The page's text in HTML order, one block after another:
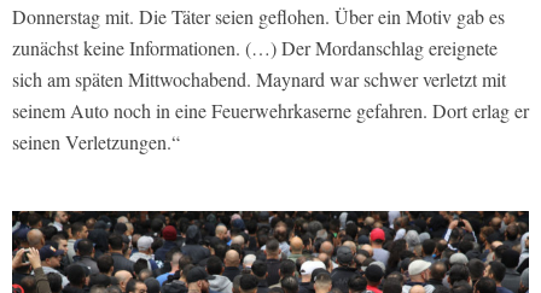
Donnerstag mit. Die Täter seien geflohen. Über ein Motiv gab es
zunächst keine Informationen. (…) Der Mordanschlag ereignete
sich am späten Mittwochabend. Maynard war schwer verletzt mit
seinem Auto noch in eine Feuerwehrkaserne gefahren. Dort erlag er
seinen Verletzungen.“